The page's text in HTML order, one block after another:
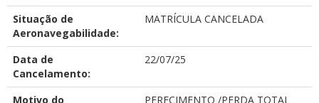
Situação de
Aeronavegabilidade:
MATRÍCULA CANCELADA
Data de
Cancelamento:
22/07/25
Motivo do PERECIMENTO /PERDA TOTAL